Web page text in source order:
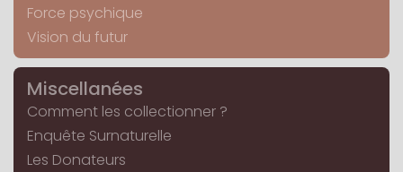
Force psychique
Vision du futur
Miscellanées
Comment les collectionner ?
Enquête Surnaturelle
Les Donateurs